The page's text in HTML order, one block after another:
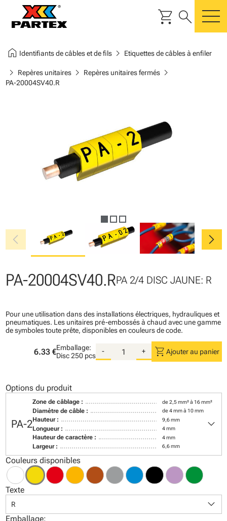
shopping_cart search
home Identifiants de câbles et de filschevron_right Etiquettes de câbles à enfiler
chevron_right Repères unitaireschevron_right Repères unitaires ferméschevron_right
PA-20004SV40.R
chevron_left chevron_right
PA-20004SV40.RPA 2/4 DISC JAUNE: R
Pour une utilisation dans des installations électriques, hydrauliques et
pneumatiques. Les unitaires pré-embossés à chaud avec une gamme
de symboles toute prête, disponibles en couleurs de code.
6.33 €Emballage:
Disc250 pcs
- + shopping_cart Ajouter au panier
Options du produit
PA-2
Zone de câblage : de 2,5 mm² à 16 mm²
Diamètre de câble : de 4 mm à 10 mm
Hauteur : 9,6 mm
Longueur : 4 mm
Hauteur de caractère : 4 mm
Largeur : 6,6 mm
keyboard_arrow_down
Couleurs disponibles
Texte
R keyboard_arrow_down
Emballage: